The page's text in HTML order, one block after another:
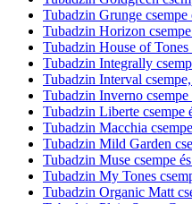
Tubadzin Grunge
Tubadzin Horizon
Tubadzin House of
Tubadzin Integrally
Tubadzin Interval
Tubadzin Inverno csempe
Tubadzin Liberte csempe
Tubadzin Macchia
Tubadzin Mild Garden
Tubadzin Muse csempe
Tubadzin My Tones
Tubadzin Organic Matt